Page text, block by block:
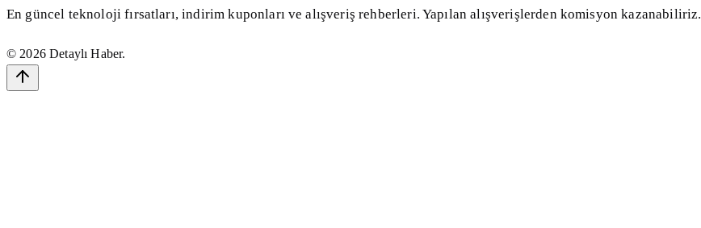
En güncel teknoloji fırsatları, indirim kuponları ve alışveriş rehberleri. Yapılan alışverişlerden komisyon kazanabiliriz.
© 2026 Detaylı Haber.